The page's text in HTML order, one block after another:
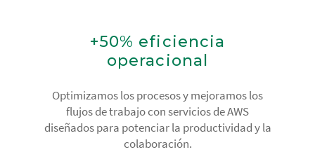
+50% eficiencia
operacional
Optimizamos los procesos y mejoramos los
flujos de trabajo con servicios de AWS
diseñados para potenciar la productividad y la
colaboración.